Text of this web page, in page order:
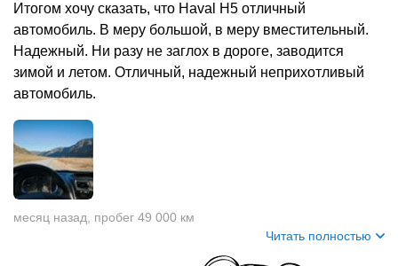
Итогом хочу сказать, что Haval H5 отличный
автомобиль. В меру большой, в меру вместительный.
Надежный. Ни разу не заглох в дороге, заводится
зимой и летом. Отличный, надежный неприхотливый
автомобиль.
месяц назад
пробег 49 000 км
Читать полностью